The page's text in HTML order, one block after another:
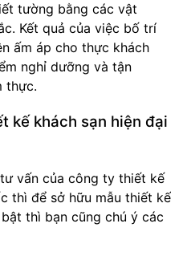
tường bằng các vật
Kết quả của việc bố trí
ấm áp cho thực khách
nghỉ dưỡng và tận
thực.
kế khách sạn hiện đại
vấn của công ty thiết kế
thì để sở hữu mẫu thiết kế
thì bạn cũng chú ý các